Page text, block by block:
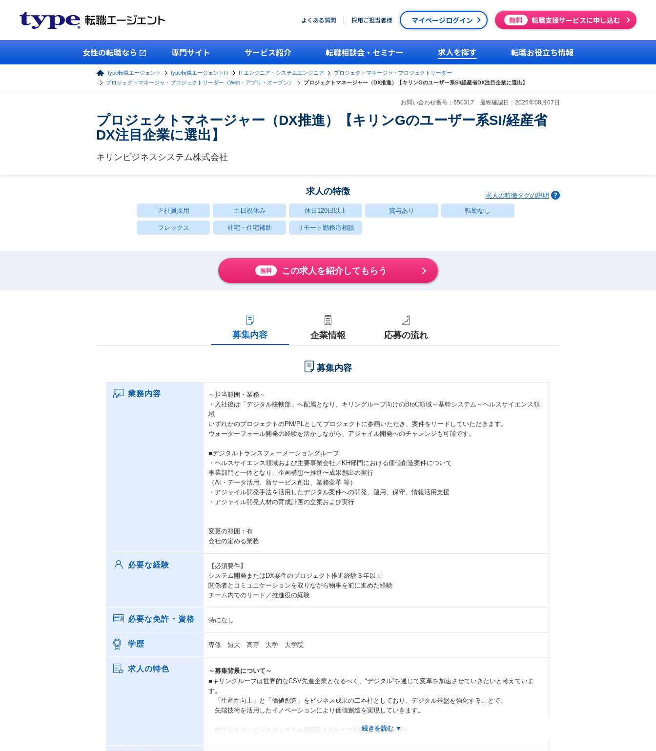
よくある質問 採用ご担当者様 マイページログイン 無料 転職支援サービスに申し込む
女性の転職なら 専門サイト サービス紹介 転職相談会・セミナー 求人を探す 転職お役立ち情報
type転職エージェント type転職エージェントIT ITエンジニア・システムエンジニア
プロジェクトマネージャ・プロジェクトリーダー
プロジェクトマネージャ・プロジェクトリーダー（Web・アプリ・オープン）
プロジェクトマネージャー（DX推進）【キリンGのユーザー系SI/経産省DX注目企業に選出】
お問い合わせ番号：650317 最終確認日：2026年08月07日
プロジェクトマネージャー（DX推進）【キリンGのユーザー系SI/経産省
DX注目企業に選出】
キリンビジネスシステム株式会社
求人の特徴 求人の特徴タグの説明
正社員採用 土日祝休み 休日120日以上 賞与あり 転勤なし
フレックス 社宅・住宅補助 リモート勤務応相談
無料 この求人を紹介してもらう
募集内容 企業情報 応募の流れ
募集内容
業務内容
～担当範囲・業務～
・入社後は「デジタル統轄部」へ配属となり、キリングループ向けのBtoC領域～基幹システム～ヘルスサイエンス領
域
いずれかのプロジェクトのPM/PLとしてプロジェクトに参画いただき、案件をリードしていただきます。
ウォーターフォール開発の経験を活かしながら、アジャイル開発へのチャレンジも可能です。
■デジタルトランスフォーメーショングループ
・ヘルスサイエンス領域および主要事業会社／KH部門における価値創造案件について
事業部門と一体となり、企画構想〜推進〜成果創出の実行
（AI・データ活用、新サービス創出、業務変革 等）
・アジャイル開発手法を活用したデジタル案件への開発、運用、保守、情報活用支援
・アジャイル開発人材の育成計画の立案および実行
変更の範囲：有
会社の定める業務
必要な経験
【必須要件】
システム開発またはDX案件のプロジェクト推進経験３年以上
関係者とコミュニケーションを取りながら物事を前に進めた経験
チーム内でのリード／推進役の経験
必要な免許・資格 特になし
学歴 専修 短大 高専 大学 大学院
求人の特色
～募集背景について～
■キリングループは世界的なCSV先進企業となるべく、“デジタル”を通じて変革を加速させていきたいと考えていま
す。
「生産性向上」と「価値創造」をビジネス成果の二本柱としており、デジタル基盤を強化することで、
先端技術を活用したイノベーションにより価値創造を実現していきます。
中でもキリンビジネスシステム(KBS)はグループ各社と伴走しながら